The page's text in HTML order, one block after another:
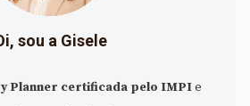
sou a Gisele
Planner certificada pelo IMPIe